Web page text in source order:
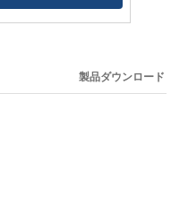
製品ダウンロード